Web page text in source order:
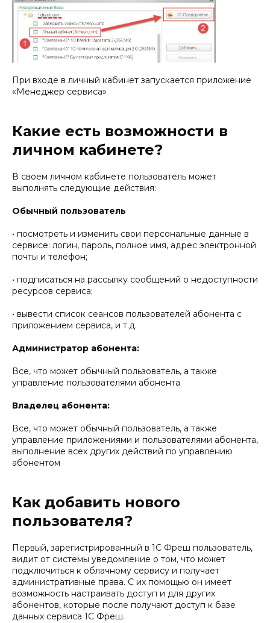
При входе в личный кабинет запускается приложение
«Менеджер сервиса»
Какие есть возможности в
личном кабинете?
В своем личном кабинете пользователь может
выполнять следующие действия:
Обычный пользователь
• посмотреть и изменить свои персональные данные в
сервисе: логин, пароль, полное имя, адрес электронной
почты и телефон;
• подписаться на рассылку сообщений о недоступности
ресурсов сервиса;
• вывести список сеансов пользователей абонента с
приложением сервиса, и т.д.
Администратор абонента:
Все, что может обычный пользователь, а также
управление пользователями абонента
Владелец абонента:
Все, что может обычный пользователь, а также
управление приложениями и пользователями абонента,
выполнение всех других действий по управлению
абонентом
Как добавить нового
пользователя?
Первый, зарегистрированный в 1С Фреш пользователь,
видит от системы уведомление о том, что может
подключиться к облачному сервису и получает
административные права. С их помощью он имеет
возможность настраивать доступ и для других
абонентов, которые после получают доступ к базе
данных сервиса 1С Фреш.